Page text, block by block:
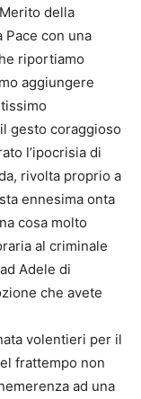
della
Pace con una
riportiamo
aggiungere
gesto coraggioso
l’ipocrisia di
rivolta proprio a
ennesima onta
cosa molto
al criminale
Adele di
che avete
volentieri per il
frattempo non
ad una